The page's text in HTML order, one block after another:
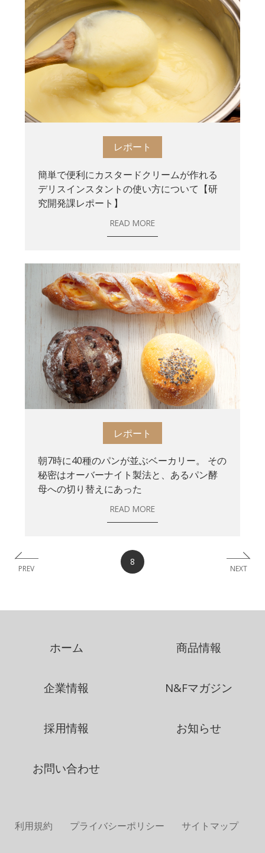
レポート
簡単で便利にカスタードクリームが作れる
デリスインスタントの使い方について【研
究開発課レポート】
READ MORE
レポート
朝7時に40種のパンが並ぶベーカリー。 その
秘密はオーバーナイト製法と、あるパン酵
母への切り替えにあった
READ MORE
PREV
8
NEXT
ホーム 商品情報
企業情報 N&Fマガジン
採用情報 お知らせ
お問い合わせ
利用規約 プライバシーポリシー サイトマップ